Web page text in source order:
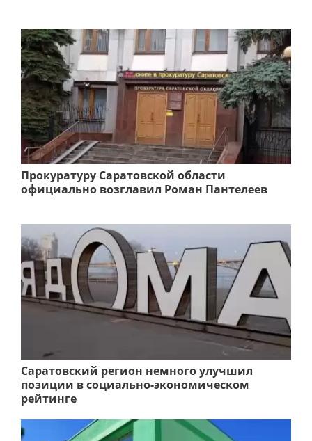
Прокуратуру Саратовской области
официально возглавил Роман Пантелеев
Саратовский регион немного улучшил
позиции в социально-экономическом
рейтинге